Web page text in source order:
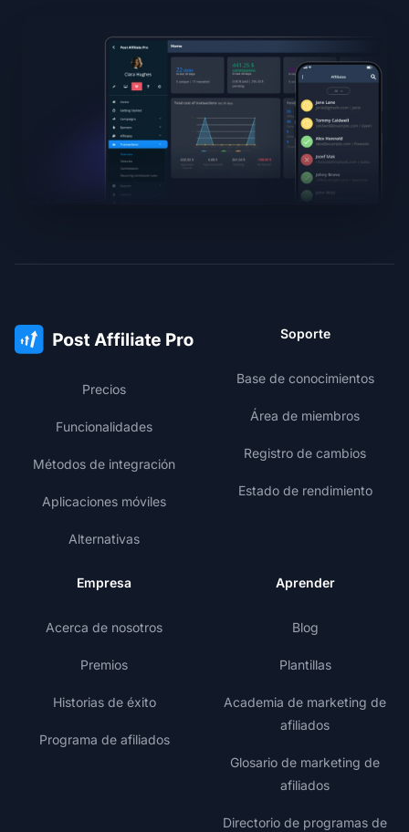
Precios
Funcionalidades
Métodos de integración
Aplicaciones móviles
Alternativas
Soporte
Base de conocimientos
Área de miembros
Registro de cambios
Estado de rendimiento
Empresa
Acerca de nosotros
Premios
Historias de éxito
Programa de afiliados
Aprender
Blog
Plantillas
Academia de marketing de
afiliados
Glosario de marketing de
afiliados
Directorio de programas de